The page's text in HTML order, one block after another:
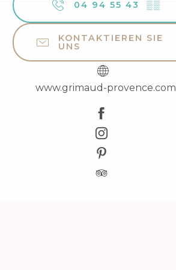
04 94 55 43 ▒▒
KONTAKTIEREN SIE
UNS
www.grimaud-provence.com